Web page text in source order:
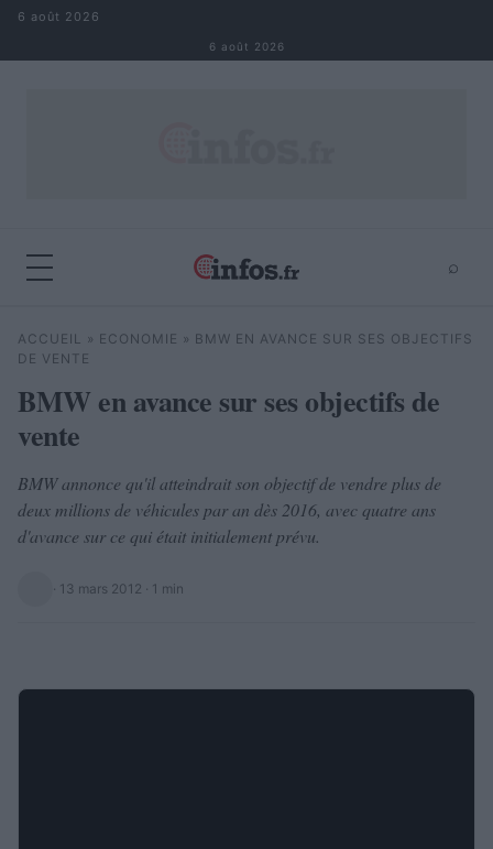
Aller au contenu
6 août 2026
6 août 2026
⌕
Rechercher ⌕ ×
ACCUEIL » ECONOMIE » BMW EN AVANCE SUR SES OBJECTIFS
DE VENTE
BMW en avance sur ses objectifs de
vente
BMW annonce qu'il atteindrait son objectif de vendre plus de
deux millions de véhicules par an dès 2016, avec quatre ans
d'avance sur ce qui était initialement prévu.
· 13 mars 2012 · 1 min